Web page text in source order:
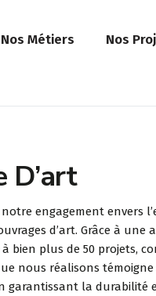
Nos Métiers Nos
D’art
engagement envers
d’art. Grâce à
bien plus de 50 projets,
nous réalisons
garantissant la durabilité